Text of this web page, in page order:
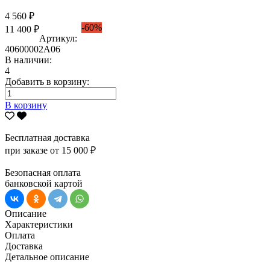
4 560 ₽
11 400 ₽
-60%
Артикул:
40600002А06
В наличии:
4
Добавить в корзину:
В корзину
Бесплатная доставка
при заказе от 15 000 ₽
Безопасная оплата
банковской картой
Описание
Характеристики
Оплата
Доставка
Детальное описание